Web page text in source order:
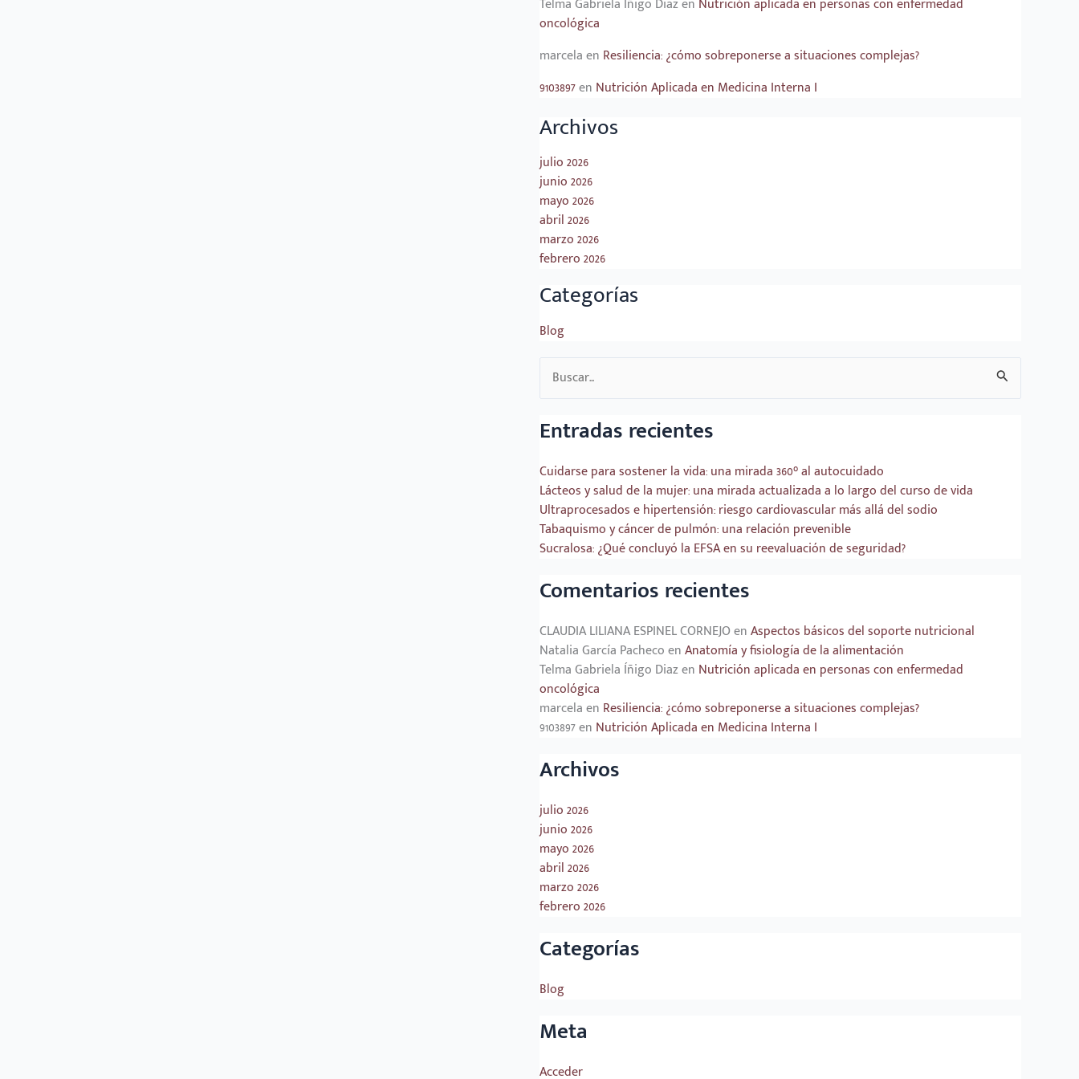
Telma Gabriela Íñigo Diazen Nutrición aplicada en personas con enfermedad
oncológica
marcelaen Resiliencia: ¿cómo sobreponerse a situaciones complejas?
9103897en Nutrición Aplicada en Medicina Interna I
Archivos
julio 2026
junio 2026
mayo 2026
abril 2026
marzo 2026
febrero 2026
Categorías
Blog
Buscar
por:
Entradas recientes
Cuidarse para sostener la vida: una mirada 360° al autocuidado
Lácteos y salud de la mujer: una mirada actualizada a lo largo del curso de vida
Ultraprocesados e hipertensión: riesgo cardiovascular más allá del sodio
Tabaquismo y cáncer de pulmón: una relación prevenible
Sucralosa: ¿Qué concluyó la EFSA en su reevaluación de seguridad?
Comentarios recientes
CLAUDIA LILIANA ESPINEL CORNEJOenAspectos básicos del soporte nutricional
Natalia García PachecoenAnatomía y fisiología de la alimentación
Telma Gabriela Íñigo Diazen Nutrición aplicada en personas con enfermedad
oncológica
marcelaen Resiliencia: ¿cómo sobreponerse a situaciones complejas?
9103897en Nutrición Aplicada en Medicina Interna I
Archivos
julio 2026
junio 2026
mayo 2026
abril 2026
marzo 2026
febrero 2026
Categorías
Blog
Meta
Acceder